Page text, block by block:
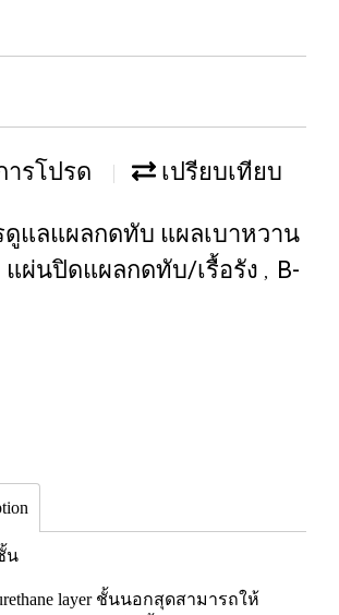
ารโปรด เปรียบเทียบ
ดูแลแผลกดทับ แผลเบาหวาน
แผ่นปิดแผลกดทับ/เรื้อรัง ,
B-
น
layer ชั้นนอกสุดสามารถให้